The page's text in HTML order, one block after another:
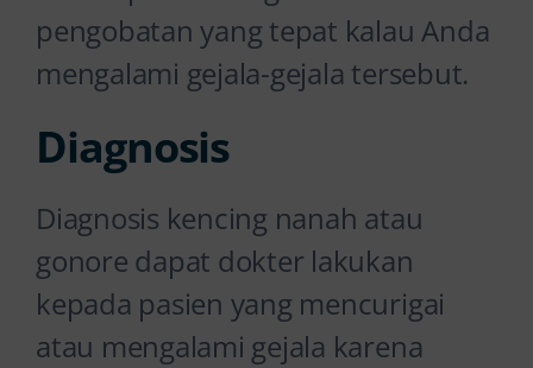
pengobatan yang tepat kalau Anda
mengalami gejala-gejala tersebut.
Diagnosis
Diagnosis kencing nanah atau
gonore dapat dokter lakukan
kepada pasien yang mencurigai
atau mengalami gejala karena